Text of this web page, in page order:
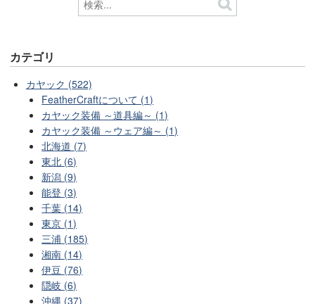
カテゴリ
カヤック (522)
FeatherCraftについて (1)
カヤック装備 ～道具編～ (1)
カヤック装備 ～ウェア編～ (1)
北海道 (7)
東北 (6)
新潟 (9)
能登 (3)
千葉 (14)
東京 (1)
三浦 (185)
湘南 (14)
伊豆 (76)
隠岐 (6)
沖縄 (37)